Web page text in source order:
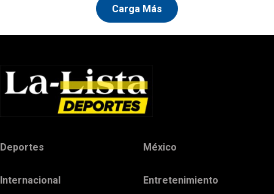
Carga Más
Deportes México
Internacional Entretenimiento